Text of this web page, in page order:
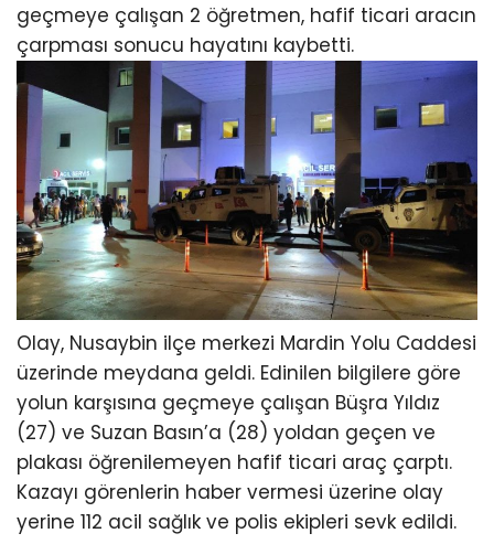
geçmeye çalışan 2 öğretmen, hafif ticari aracın
çarpması sonucu hayatını kaybetti.
Olay, Nusaybin ilçe merkezi Mardin Yolu Caddesi
üzerinde meydana geldi. Edinilen bilgilere göre
yolun karşısına geçmeye çalışan Büşra Yıldız
(27) ve Suzan Basın’a (28) yoldan geçen ve
plakası öğrenilemeyen hafif ticari araç çarptı.
Kazayı görenlerin haber vermesi üzerine olay
yerine 112 acil sağlık ve polis ekipleri sevk edildi.